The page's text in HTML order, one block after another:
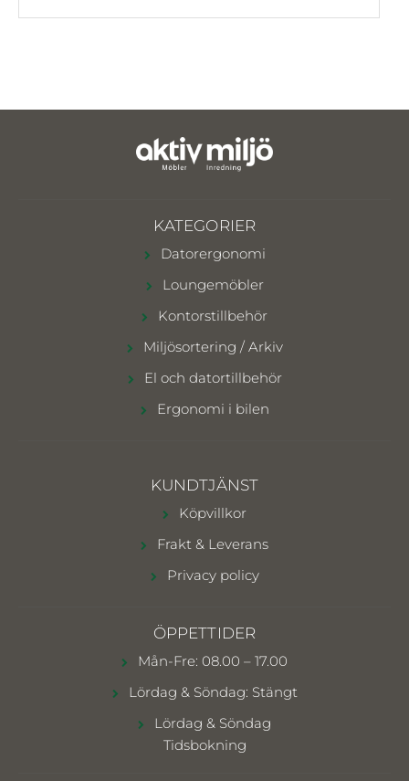
KATEGORIER
Datorergonomi
Loungemöbler
Kontorstillbehör
Miljösortering / Arkiv
El och datortillbehör
Ergonomi i bilen
KUNDTJÄNST
Köpvillkor
Frakt & Leverans
Privacy policy
ÖPPETTIDER
Mån-Fre: 08.00 – 17.00
Lördag & Söndag: Stängt
Lördag & Söndag
Tidsbokning